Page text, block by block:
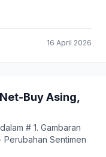
16 April 2026
Buy Asing,
# 1. Gambaran
Perubahan Sentimen